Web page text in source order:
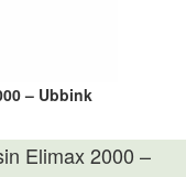
– Ubbink
Elimax 2000 –